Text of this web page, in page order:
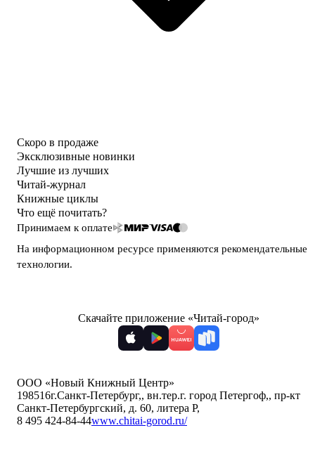
Скоро в продаже
Эксклюзивные новинки
Лучшие из лучших
Читай-журнал
Книжные циклы
Что ещё почитать?
Принимаем к оплате
На информационном ресурсе применяются рекомендательные
технологии.
Скачайте приложение «Читай-город»
ООО «Новый Книжный Центр»
198516г.Санкт-Петербург,, вн.тер.г. город Петергоф,, пр-кт
Санкт-Петербургский, д. 60, литера Р,
8 495 424-84-44www.chitai-gorod.ru/